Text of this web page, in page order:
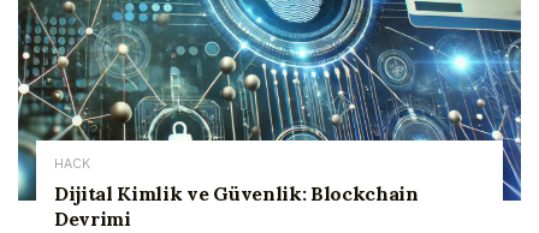
HACK
Dijital Kimlik ve Güvenlik: Blockchain
Devrimi